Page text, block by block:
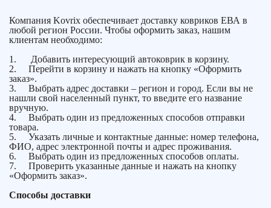
Компания Kovrix обеспечивает доставку ковриков ЕВА в
любой регион России. Чтобы оформить заказ, нашим
клиентам необходимо:
1. Добавить интересующий автоковрик в корзину.
2. Перейти в корзину и нажать на кнопку «Оформить
заказ».
3. Выбрать адрес доставки – регион и город. Если вы не
нашли свой населенный пункт, то введите его название
вручную.
4. Выбрать один из предложенных способов отправки
товара.
5. Указать личные и контактные данные: номер телефона,
ФИО, адрес электронной почты и адрес проживания.
6. Выбрать один из предложенных способов оплаты.
7. Проверить указанные данные и нажать на кнопку
«Оформить заказ».
Способы доставки